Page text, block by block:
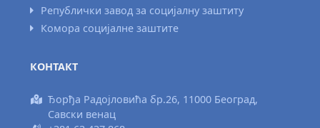
Републички завод за социјалну заштиту
Комора социјалне заштите
КОНТАКТ
Ђорђа Радојловића бр.26, 11000 Београд,
Савски венац